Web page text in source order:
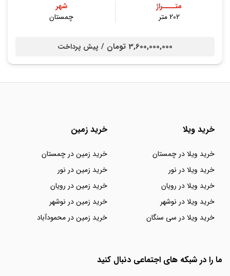
متــــراژ
202 متر
شهر
چمستان
3,600,000,000 تومان / پیش پرداخت
خرید ویلا
خرید ویلا در چمستان
خرید ویلا در نور
خرید ویلا در رویان
خرید ویلا در نوشهر
خرید ویلا در سی سنگان
خرید زمین
خرید زمین در چمستان
خرید زمین در نور
خرید زمین در رویان
خرید زمین در نوشهر
خرید زمین در محمودآباد
ما را در شبکه های اجتماعی دنبال کنید